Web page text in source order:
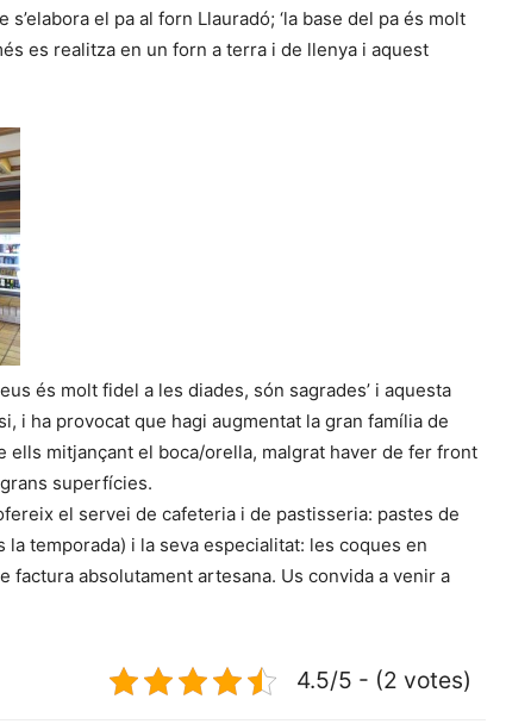
el pa al forn Llauradó; ‘la base del pa és molt
es realitza en un forn a terra i de llenya i aquest
és molt fidel a les diades, són sagrades’ i aquesta
i ha provocat que hagi augmentat la gran família de
ells mitjançant el boca/orella, malgrat haver de fer front
superfícies.
el servei de cafeteria i de pastisseria: pastes de
la temporada) i la seva especialitat: les coques en
factura absolutament artesana. Us convida a venir a
4.5/5 - (2 votes)